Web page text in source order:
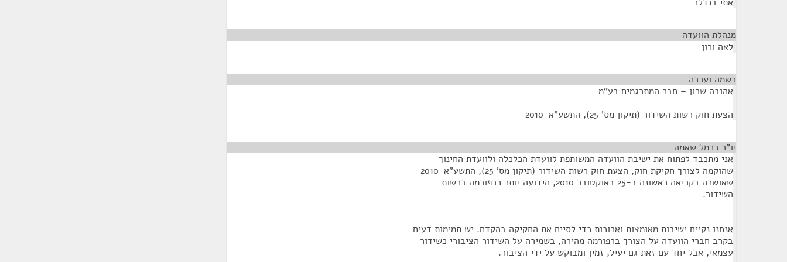
מנהלת הוועדה
לאה ורון
רשמה וערכה
אהובה שרון – חבר המתרגמים בע"מ
הצעת חוק רשות השידור (תיקון מס' 25), התשע"א-2010
יו"ר כרמל שאמה
אני מתכבד לפתוח את ישיבת הוועדה המשותפת לוועדת הכלכלה ולוועדת החינוך
שהוקמה לצורך חקיקת חוק, הצעת חוק רשות השידור (תיקון מס' 25), התשע"א-2010
שאושרה בקריאה ראשונה ב-25 באוקטובר 2010, הידועה יותר כרפורמה ברשות
השידור.
אנחנו נקיים ישיבות מאומצות וארוכות כדי לסיים את החקיקה בהקדם. יש תמימות דעים
בקרב חברי הוועדה על הצורך ברפורמה מהירה, בשמירה על השידור הציבורי כשידור
עצמאי, אבל יחד עם זאת גם יעיל, זמין ומבוקש על ידי הציבור.